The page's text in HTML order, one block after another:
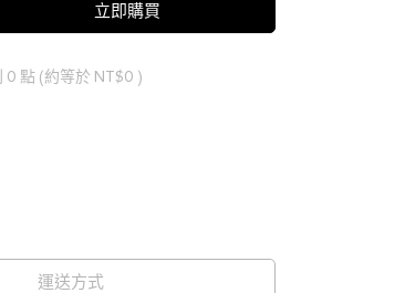
立即購買
0 點 (約等於 NT$0 )
運送方式